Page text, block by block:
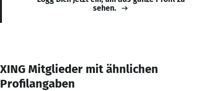
sehen.
XING Mitglieder mit ähnlichen
Profilangaben